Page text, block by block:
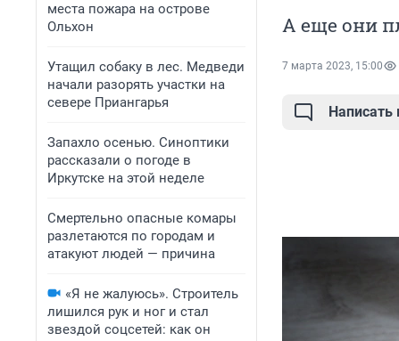
места пожара на острове
Ольхон
Утащил собаку в лес. Медведи
начали разорять участки на
севере Приангарья
Запахло осенью. Синоптики
рассказали о погоде в
Иркутске на этой неделе
Смертельно опасные комары
разлетаются по городам и
атакуют людей — причина
«Я не жалуюсь». Строитель
лишился рук и ног и стал
звездой соцсетей: как он
А еще они
7 марта 2023, 15:00